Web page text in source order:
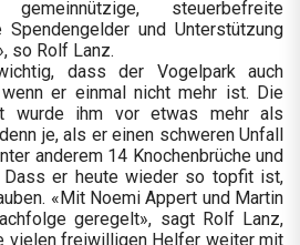
steuerbefreite
und Unterstützung
so Rolf Lanz.
dass der Vogelpark auch
er einmal nicht mehr ist. Die
wurde ihm vor etwas mehr als
je, als er einen schweren Unfall
anderem 14 Knochenbrüche und
Dass er heute wieder so topfit ist,
«Mit Noemi Appert und Martin
geregelt», sagt Rolf Lanz,
vielen freiwilligen Helfer weiter mit